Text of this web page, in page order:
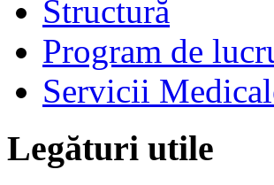
Structură
Program de
Servicii
Legături utile